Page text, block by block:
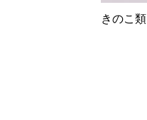
きのこ類